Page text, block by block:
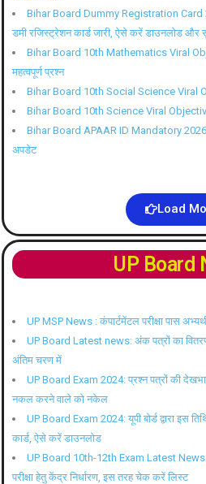
Bihar Board Dummy Registration Card
डमी रजिस्ट्रेशन कार्ड जारी, ऐसे करें डाउनलोड और
Bihar Board 10th Mathematics Viral
महत्वपूर्ण प्रश्न
Bihar Board 10th Social Science Viral
Bihar Board 10th Science Viral
Bihar Board APAAR ID Mandatory
अपडेट
Load
UP Board
UP MSP News : कंपार्टमेंटल परीक्षा पास
UP Board Latest news: अंक पत्रों का
अंतिम चरण में
UP Board Exam 2024: प्रश्न पत्रों की
नकल करने वाले को नकेल
UP Board Exam 2024: यूपी बोर्ड द्वारा इस
कार्ड, ऐसे करें डाउनलोड
UP Board 10th-12th Exam Latest News:
परीक्षा हेतु केंद्र निर्धारण, इस तरह चेक करें लिस्ट